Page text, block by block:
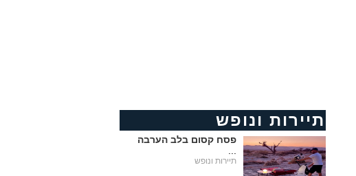
תיירות ונופש
פסח קסום בלב הערבה
תיירות ונופש